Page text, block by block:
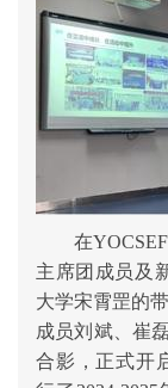
在
主席团成员及
大学宋霄罡的
成员刘斌、 崔
合影，正式开